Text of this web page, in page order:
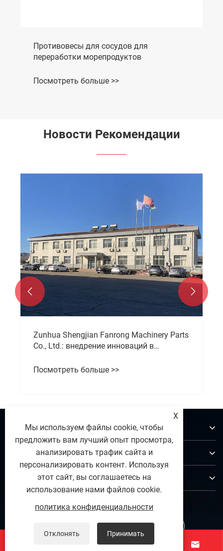
Противовесы для сосудов для
переработки морепродуктов
Посмотреть больше >>
Новости Рекомендации
Zunhua Shengjian Fanrong Machinery Parts
Co., Ltd.: внедрение инноваций в
скромного начала до лидерства в
Посмотреть больше >>
 
О нас
Продукты
Контакты
ПОДПИСЫВАЙТЕСЬ НА НАС
 
X
Мы используем файлы cookie, чтобы
предложить вам лучший опыт просмотра,
анализировать трафик сайта и
персонализировать контент. Используя
этот сайт, вы соглашаетесь на
использование нами файлов cookie.
политика конфиденциальности
Отклонять Принимать